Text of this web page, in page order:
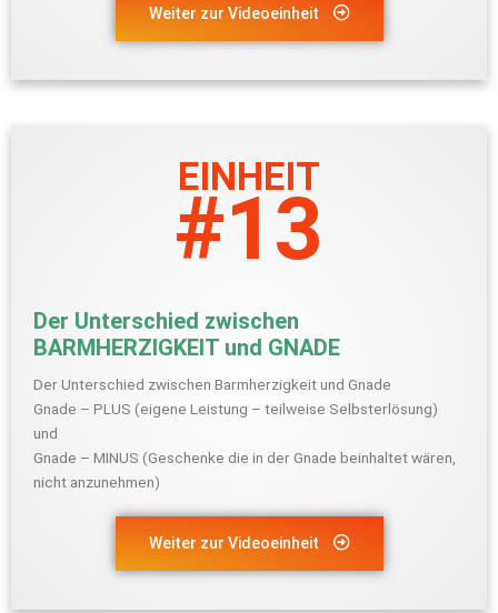
Weiter zur Videoeinheit
EINHEIT
#13
Der Unterschied zwischen
BARMHERZIGKEIT und GNADE
Der Unterschied zwischen Barmherzigkeit und Gnade
Gnade – PLUS (eigene Leistung – teilweise Selbsterlösung)
und
Gnade – MINUS (Geschenke die in der Gnade beinhaltet wären,
nicht anzunehmen)
Weiter zur Videoeinheit